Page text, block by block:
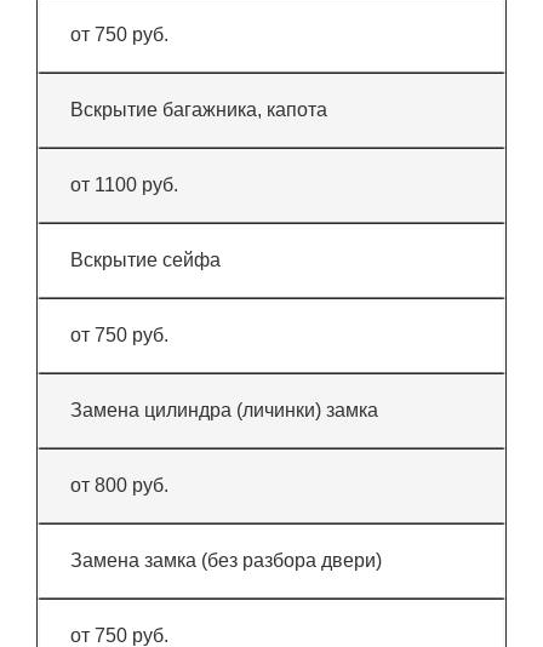
от 750 руб.
Вскрытие багажника, капота
от 1100 руб.
Вскрытие сейфа
от 750 руб.
Замена цилиндра (личинки) замка
от 800 руб.
Замена замка (без разбора двери)
от 750 руб.